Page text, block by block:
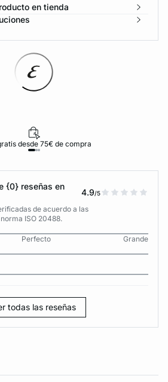
en tienda
desde 75€ de compra
{0} reseñas en
4.9/5
de acuerdo a las
ISO 20488.
Perfecto
Grande
todas las reseñas